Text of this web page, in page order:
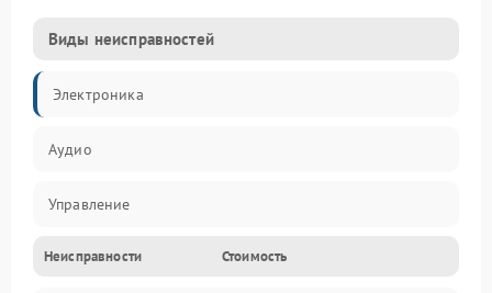
Виды неисправностей
Электроника
Аудио
Управление
Электропитание
Неисправности Стоимость